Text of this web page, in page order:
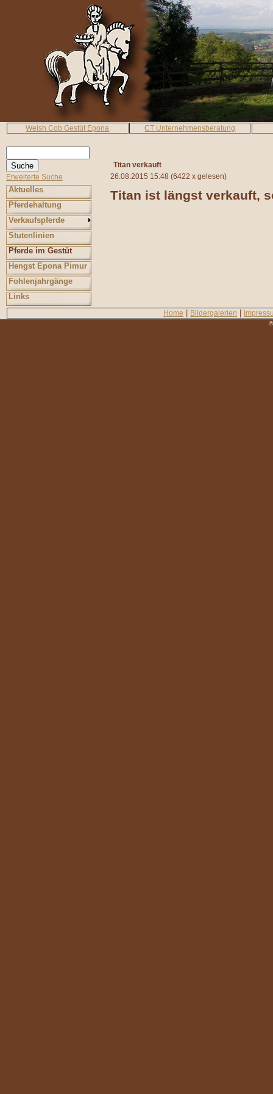
Welsh Cob Gestüt Epona CT Unternehmensberatung
Erweiterte Suche
Aktuelles
Pferdehaltung
Verkaufspferde
Stutenlinien
Pferde im Gestüt
Hengst Epona Pimur
Fohlenjahrgänge
Links
Titan verkauft
26.08.2015 15:48 (6422 x gelesen)
Titan ist längst verkauft,
Home Bildergalerien